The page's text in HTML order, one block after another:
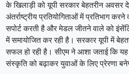
के खिलाड़ी को यूपी सरकार बेहतरीन अवसर
अंतर्राष्ट्रीय प्रतियोगिताओं में प्रतिभाग
सपोर्ट करती है और मेडल जीतने वाले को
में समायोजित कर रही है। सरकार यूपी में
सफल हो रही है। सीएम ने आशा जताई कि
संस्कृति को बढ़ाकर युवाओं के लिए प्रेरणा